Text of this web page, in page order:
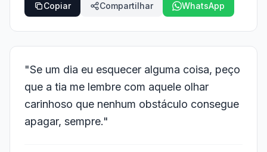
Copiar Compartilhar WhatsApp
"Se um dia eu esquecer alguma coisa, peço
que a tia me lembre com aquele olhar
carinhoso que nenhum obstáculo consegue
apagar, sempre."